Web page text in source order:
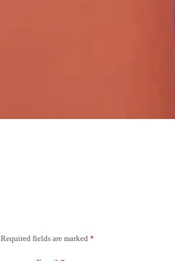
Required fields are marked *